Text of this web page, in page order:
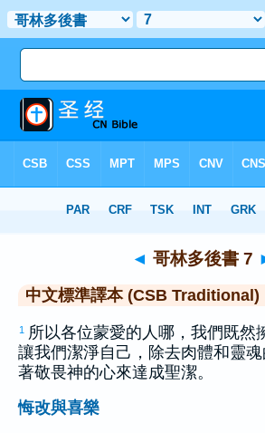
> 哥林多後書 7
◄ 哥林多後書 7
中文標準譯本 (CSB Traditional)
1
所以各位蒙愛的人哪，我們既然
讓我們潔淨自己，除去肉體和靈
著敬畏神的心來達成聖潔。
悔改與喜樂